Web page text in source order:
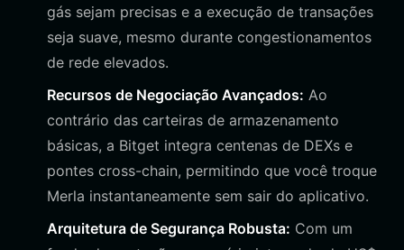
gás sejam precisas e a execução de transações
seja suave, mesmo durante congestionamentos
de rede elevados.
Recursos de Negociação Avançados: Ao
contrário das carteiras de armazenamento
básicas, a Bitget integra centenas de DEXs e
pontes cross-chain, permitindo que você troque
Merla instantaneamente sem sair do aplicativo.
Arquitetura de Segurança Robusta: Com um